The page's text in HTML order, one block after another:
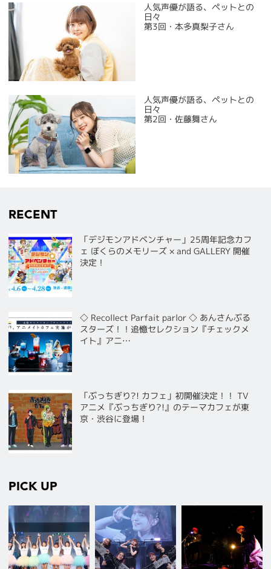
人気声優が語る、ペットとの
日々
第3回・本多真梨子さん
人気声優が語る、ペットとの
日々
第2回・佐藤舞さん
RECENT
「デジモンアドベンチャー」25周年記念カフ
ェ ぼくらのメモリーズ × and GALLERY 開催
決定！
◇ Recollect Parfait parlor ◇ あんさんぶる
スターズ！！追憶セレクション『チェックメ
イト』アニ…
「ぶっちぎり?! カフェ」初開催決定！！ TV
アニメ『ぶっちぎり?!』のテーマカフェが東
京・渋谷に登場！
PICK UP